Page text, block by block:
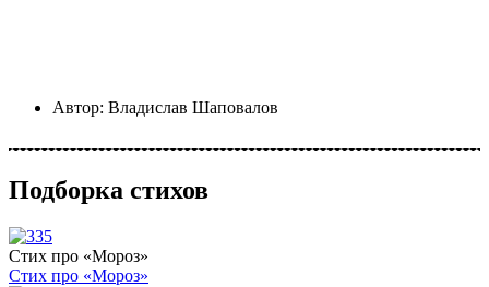
Автор: Владислав Шаповалов
Подборка стихов
Стих про «Мороз»
Стих про «Мороз»